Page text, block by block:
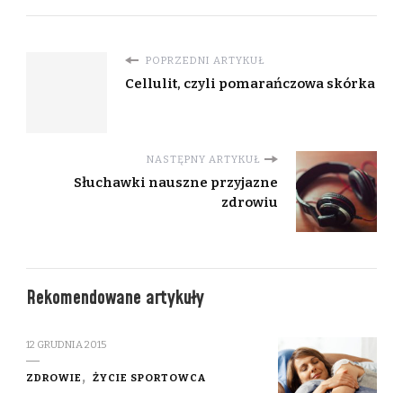
POPRZEDNI ARTYKUŁ
Cellulit, czyli pomarańczowa skórka
NASTĘPNY ARTYKUŁ
Słuchawki nauszne przyjazne
zdrowiu
Rekomendowane artykuły
12 GRUDNIA 2015
ZDROWIE ŻYCIE SPORTOWCA